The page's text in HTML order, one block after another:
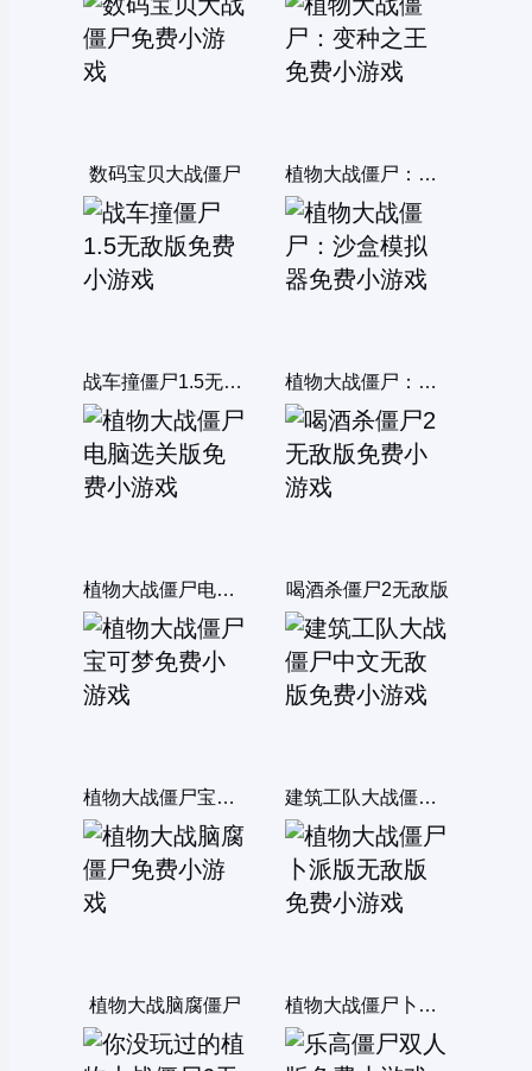
数码宝贝大战僵尸 植物大战僵尸：变种之王
战车撞僵尸1.5无敌版 植物大战僵尸：沙盒模拟器
植物大战僵尸电脑选关版 喝酒杀僵尸2无敌版
植物大战僵尸宝可梦 建筑工队大战僵尸中文无敌版
植物大战脑腐僵尸 植物大战僵尸卜派版无敌版